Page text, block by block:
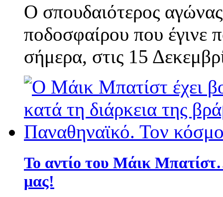
O σπουδαιότερος
ποδοσφαίρου που έγινε
σήμερα, στις 15
Το αντίο του Μάικ
μας!